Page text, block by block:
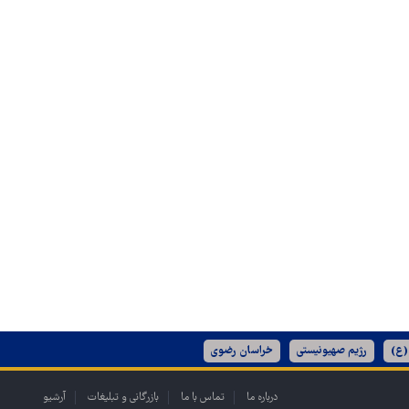
(ع) رژیم صهیونیستی خراسان رضوی
درباره ما تماس با ما بازرگانی و تبلیغات آرشیو